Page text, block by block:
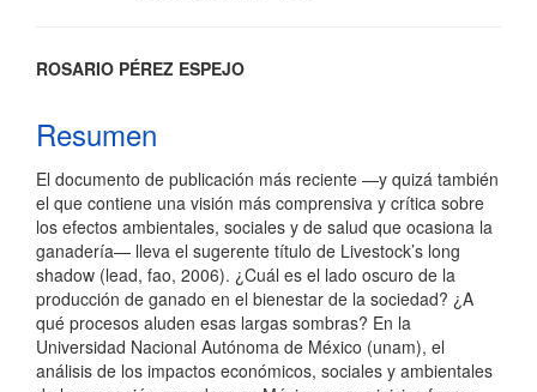
Contenido
principal
del
artículo
ROSARIO PÉREZ ESPEJO
Resumen
El documento de publicación más reciente —y quizá también
el que contiene una visión más comprensiva y crítica sobre
los efectos ambientales, sociales y de salud que ocasiona la
ganadería— lleva el sugerente título de Livestock’s long
shadow (lead, fao, 2006). ¿Cuál es el lado oscuro de la
producción de ganado en el bienestar de la sociedad? ¿A
qué procesos aluden esas largas sombras? En la
Universidad Nacional Autónoma de México (unam), el
análisis de los impactos económicos, sociales y ambientales